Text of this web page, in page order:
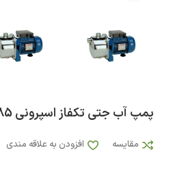
پمپ آب جتی تکفاز اسپرونی CAM85
مقایسه افزودن به علاقه مندی